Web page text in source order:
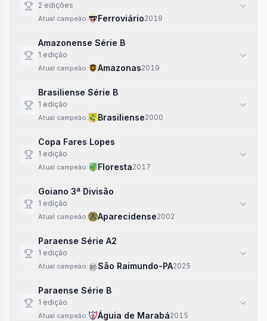
2 edições
Atual campeão: Ferroviário2019
Amazonense Série B
1 edição
Atual campeão: Amazonas2019
Brasiliense Série B
1 edição
Atual campeão: Brasiliense2000
Copa Fares Lopes
1 edição
Atual campeão: Floresta2017
Goiano 3ª Divisão
1 edição
Atual campeão: Aparecidense2002
Paraense Série A2
1 edição
Atual campeão: São Raimundo-PA2025
Paraense Série B
1 edição
Atual campeão: Águia de Marabá2015